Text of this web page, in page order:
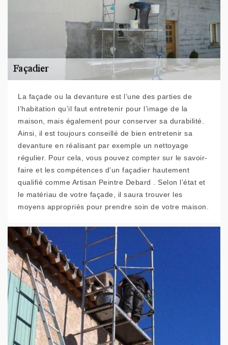
La façade ou la devanture est l’une des parties de
l’habitation qu’il faut entretenir pour l’image de la
maison, mais également pour conserver sa durabilité.
Ainsi, il est toujours conseillé de bien entretenir sa
devanture en réalisant par exemple un nettoyage
régulier. Pour cela, vous pouvez compter sur le savoir-
faire et les compétences d’un façadier hautement
qualifié comme Artisan Peintre Debard . Selon l’état et
le matériau de votre façade, il saura trouver les
moyens appropriés pour prendre soin de votre maison.